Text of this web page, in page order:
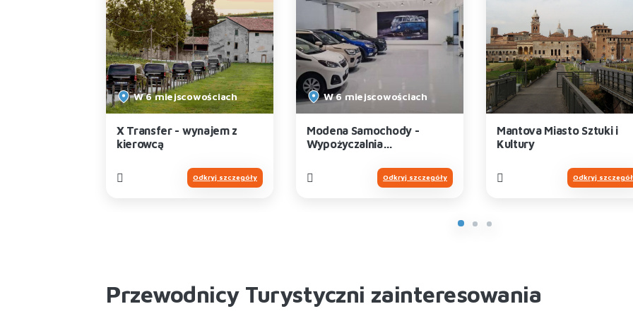
W 6 miejscowościach
X Transfer - wynajem z
kierowcą
Odkryj szczegóły
W 6 miejscowościach
Modena Samochody -
Wypożyczalnia
Odkryj szczegóły
Mantova Miasto Sztuki i
Kultury
Odkryj
Przewodnicy Turystyczni zainteresowania